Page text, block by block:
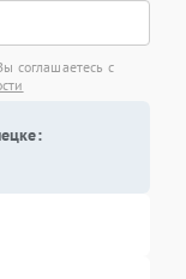
соглашаетесь с